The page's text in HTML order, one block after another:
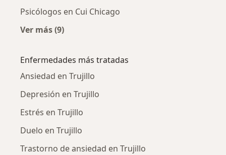
Psicólogos en Cui Chicago
Ver más (9)
Enfermedades más tratadas
Ansiedad en Trujillo
Depresión en Trujillo
Estrés en Trujillo
Duelo en Trujillo
Trastorno de ansiedad en Trujillo